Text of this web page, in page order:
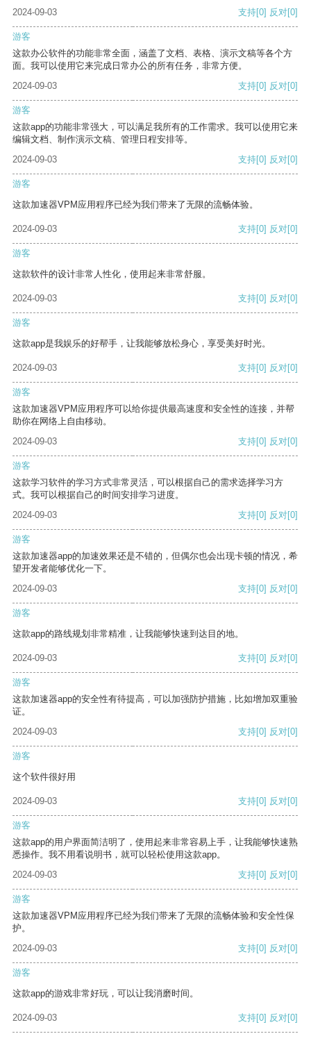
2024-09-03 支持[0] 反对[0]
游客
这款办公软件的功能非常全面，涵盖了文档、表格、演示文稿等各个方
面。我可以使用它来完成日常办公的所有任务，非常方便。
2024-09-03
支持[0] 反对[0]
游客
这款app的功能非常强大，可以满足我所有的工作需求。我可以使用它来
编辑文档、制作演示文稿、管理日程安排等。
2024-09-03
支持[0] 反对[0]
游客
这款加速器VPM应用程序已经为我们带来了无限的流畅体验。
2024-09-03 支持[0] 反对[0]
游客
这款软件的设计非常人性化，使用起来非常舒服。
2024-09-03 支持[0] 反对[0]
游客
这款app是我娱乐的好帮手，让我能够放松身心，享受美好时光。
2024-09-03 支持[0] 反对[0]
游客
这款加速器VPM应用程序可以给你提供最高速度和安全性的连接，并帮
助你在网络上自由移动。
2024-09-03
支持[0] 反对[0]
游客
这款学习软件的学习方式非常灵活，可以根据自己的需求选择学习方
式。我可以根据自己的时间安排学习进度。
2024-09-03
支持[0] 反对[0]
游客
这款加速器app的加速效果还是不错的，但偶尔也会出现卡顿的情况，希
望开发者能够优化一下。
2024-09-03
支持[0] 反对[0]
游客
这款app的路线规划非常精准，让我能够快速到达目的地。
2024-09-03 支持[0] 反对[0]
游客
这款加速器app的安全性有待提高，可以加强防护措施，比如增加双重验
证。
2024-09-03
支持[0] 反对[0]
游客
这个软件很好用
2024-09-03 支持[0] 反对[0]
游客
这款app的用户界面简洁明了，使用起来非常容易上手，让我能够快速熟
悉操作。我不用看说明书，就可以轻松使用这款app。
2024-09-03
支持[0] 反对[0]
游客
这款加速器VPM应用程序已经为我们带来了无限的流畅体验和安全性保
护。
2024-09-03
支持[0] 反对[0]
游客
这款app的游戏非常好玩，可以让我消磨时间。
2024-09-03 支持[0] 反对[0]